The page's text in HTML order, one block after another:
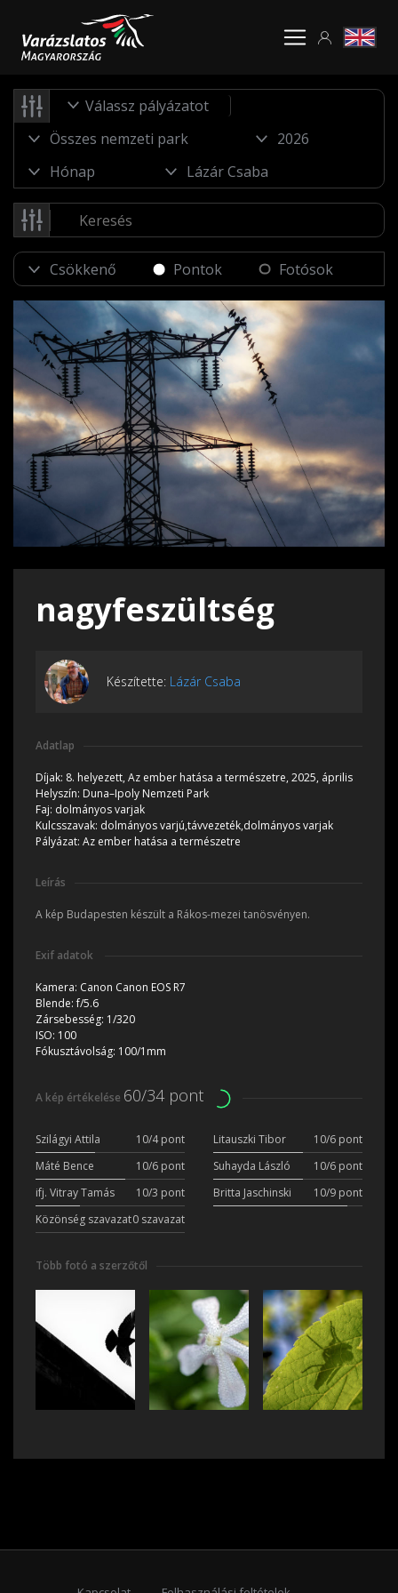
Válassz pályázatot
Pontok Fotósok
nagyfeszültség
Készítette: Lázár Csaba
Adatlap
Díjak: 8. helyezett, Az ember hatása a természetre, 2025, április
Helyszín: Duna–Ipoly Nemzeti Park
Faj: dolmányos varjak
Kulcsszavak: dolmányos varjú,távvezeték,dolmányos varjak
Pályázat: Az ember hatása a természetre
Leírás
A kép Budapesten készült a Rákos-mezei tanösvényen.
Exif adatok
Kamera: Canon Canon EOS R7
Blende:f/5.6
Zársebesség: 1/320
ISO: 100
Fókusztávolság: 100/1mm
A kép értékelése 60/34 pont
Szilágyi Attila 10/4 pont Litauszki Tibor
10/6 pont
Máté Bence
10/6 pont Suhayda László
10/6 pont
ifj. Vitray Tamás
10/3 pont Britta Jaschinski
10/9 pont
Közönség szavazat0 szavazat
Több fotó a szerzőtől